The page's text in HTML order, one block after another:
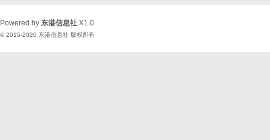
Powered by 东港信息社 X1.0
© 2015-2020 东港信息社 版权所有